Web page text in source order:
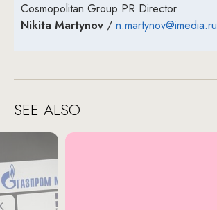
Cosmopolitan Group PR Director
Nikita Martynov / n.martynov@imedia.ru
SEE ALSO